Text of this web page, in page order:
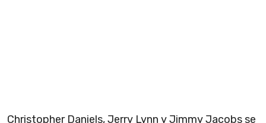
Christopher Daniels, Jerry Lynn y Jimmy Jacobs se